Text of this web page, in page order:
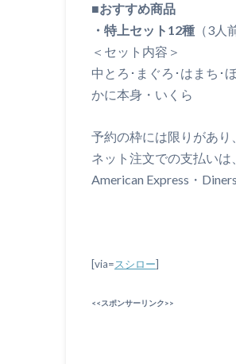
■おすすめ商品
・特上セット12種 （3人
＜セット内容＞
中とろ･まぐろ･はまち･
かに本身・いくら
予約の枠には限りがあり
ネット注文での支払いは
American Express・
[via=スシロー]
<<スポンサーリンク>>